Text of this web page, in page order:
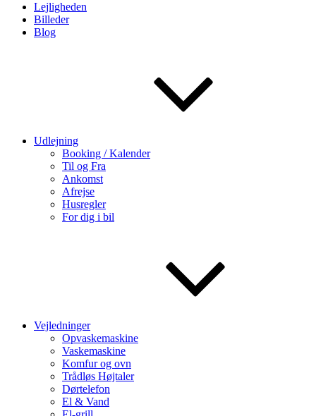
Lejligheden
Billeder
Blog
Udlejning
Booking / Kalender
Til og Fra
Ankomst
Afrejse
Husregler
For dig i bil
Vejledninger
Opvaskemaskine
Vaskemaskine
Komfur og ovn
Trådløs Højtaler
Dørtelefon
El & Vand